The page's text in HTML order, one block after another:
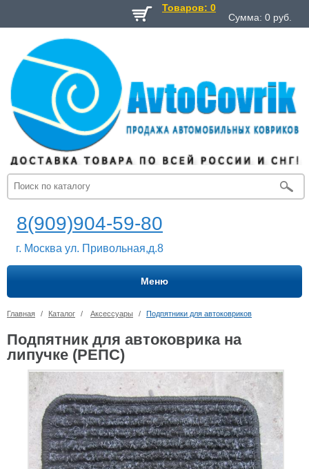
Товаров: 0
Сумма: 0 руб.
8(909)904-59-80
г. Москва ул. Привольная,д.8
Меню
Главная / Каталог / Аксессуары / Подпятники для автоковриков
Подпятник для автоковрика на
липучке (РЕПС)